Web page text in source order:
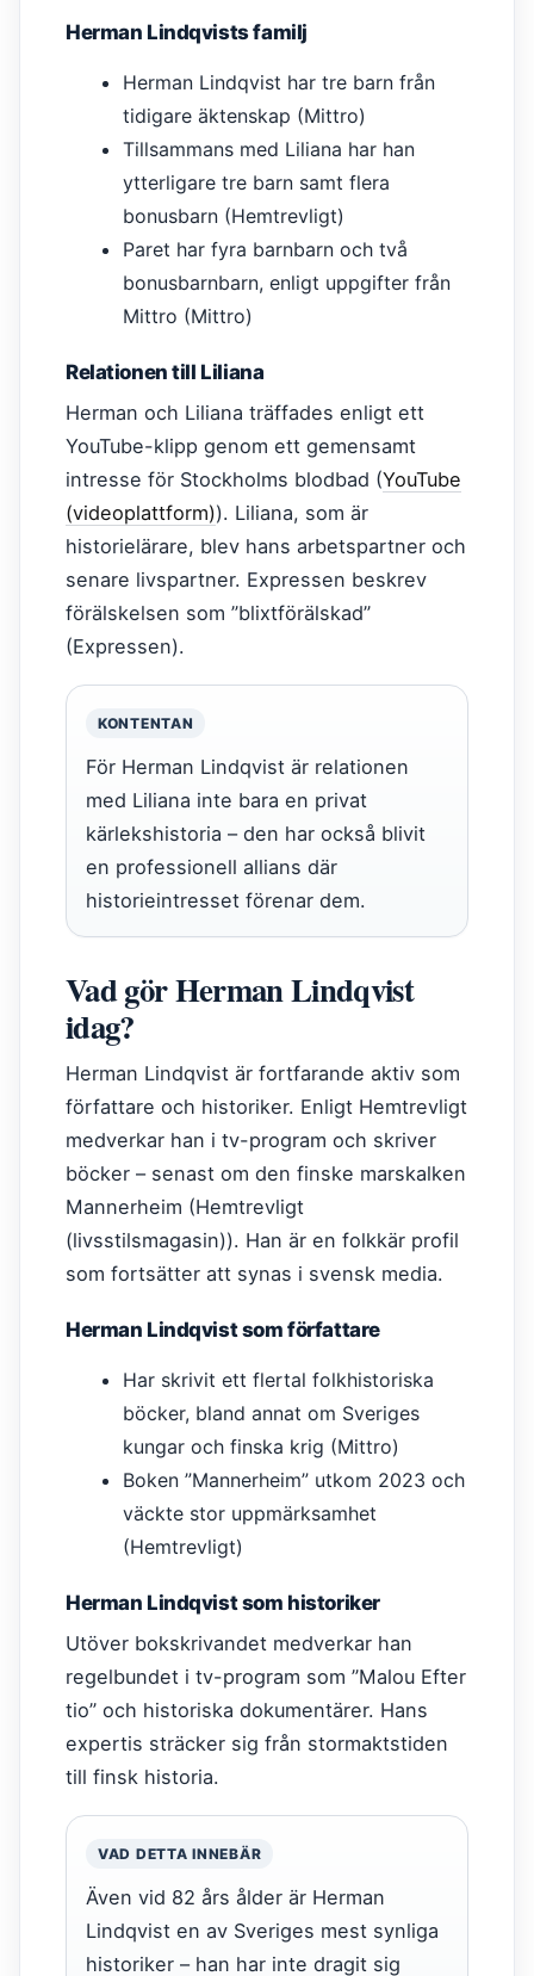
Herman Lindqvists familj
Herman Lindqvist har tre barn från
tidigare äktenskap (Mittro)
Tillsammans med Liliana har han
ytterligare tre barn samt flera
bonusbarn (Hemtrevligt)
Paret har fyra barnbarn och två
bonusbarnbarn, enligt uppgifter från
Mittro (Mittro)
Relationen till Liliana
Herman och Liliana träffades enligt ett
YouTube-klipp genom ett gemensamt
intresse för Stockholms blodbad (YouTube
(videoplattform)). Liliana, som är
historielärare, blev hans arbetspartner och
senare livspartner. Expressen beskrev
förälskelsen som ”blixtförälskad”
(Expressen).
KONTENTAN
För Herman Lindqvist är relationen
med Liliana inte bara en privat
kärlekshistoria – den har också blivit
en professionell allians där
historieintresset förenar dem.
Vad gör Herman Lindqvist
idag?
Herman Lindqvist är fortfarande aktiv som
författare och historiker. Enligt Hemtrevligt
medverkar han i tv-program och skriver
böcker – senast om den finske marskalken
Mannerheim (Hemtrevligt
(livsstilsmagasin)). Han är en folkkär profil
som fortsätter att synas i svensk media.
Herman Lindqvist som författare
Har skrivit ett flertal folkhistoriska
böcker, bland annat om Sveriges
kungar och finska krig (Mittro)
Boken ”Mannerheim” utkom 2023 och
väckte stor uppmärksamhet
(Hemtrevligt)
Herman Lindqvist som historiker
Utöver bokskrivandet medverkar han
regelbundet i tv-program som ”Malou Efter
tio” och historiska dokumentärer. Hans
expertis sträcker sig från stormaktstiden
till finsk historia.
VAD DETTA INNEBÄR
Även vid 82 års ålder är Herman
Lindqvist en av Sveriges mest synliga
historiker – han har inte dragit sig